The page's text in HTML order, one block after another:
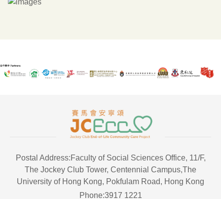
Postal Address:Faculty of Social Sciences Office, 11/F,
The Jockey Club Tower, Centennial Campus,The
University of Hong Kong, Pokfulam Road, Hong Kong
Phone:3917 1221